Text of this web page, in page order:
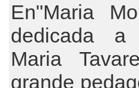
En"Maria
dedicada a
Maria
grande